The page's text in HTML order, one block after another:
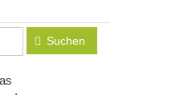
Suchen